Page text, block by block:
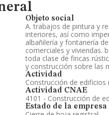
Objeto social
A. trabajos de pintura y
interiores, así como
albañilería y fontanería
comerciales y viviendas.
toda clase de fincas
y construcción sobre las
Actividad
Construcción de edificios
Actividad CNAE
4101 - Construcción de
Estado de la empresa